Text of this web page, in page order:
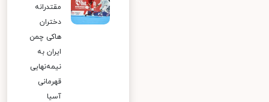
مقتدرانه
دختران
هاکی چمن
ایران به
نیمه‌نهایی
قهرمانی
آسیا